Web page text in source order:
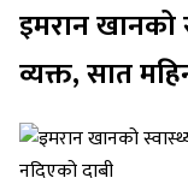
इमरान खानको
व्यक्त, सात